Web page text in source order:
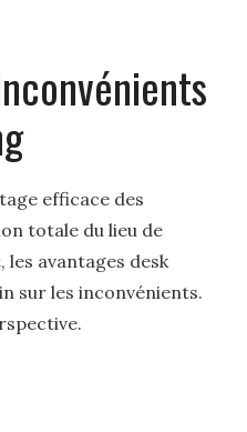
efficace des
totale du lieu de
avantages desk
sur les inconvénients.